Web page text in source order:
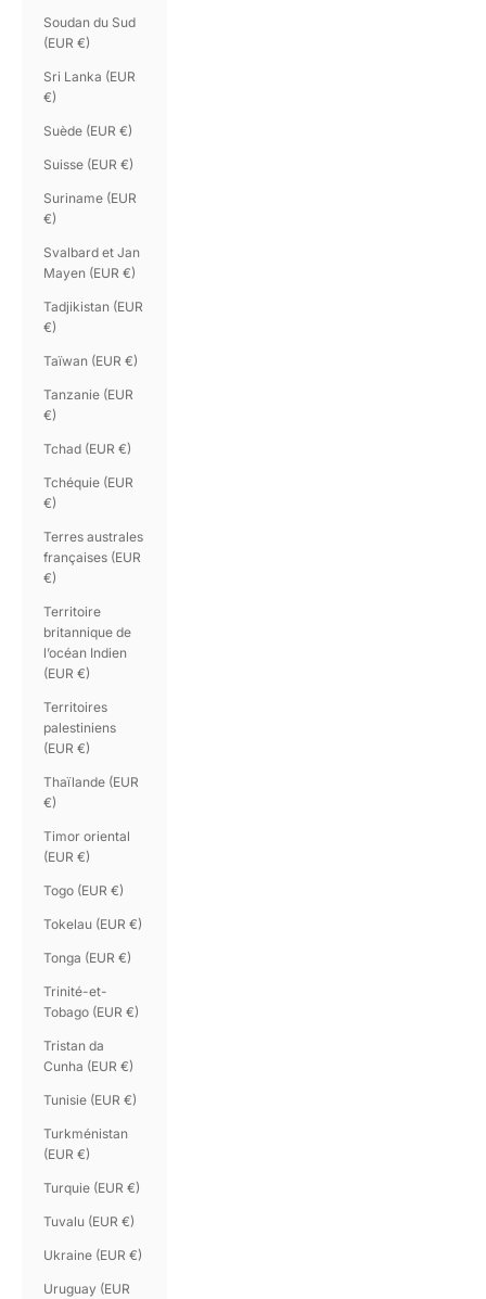
Soudan du Sud
(EUR €)
Sri Lanka (EUR
€)
Suède (EUR €)
Suisse (EUR €)
Suriname (EUR
€)
Svalbard et Jan
Mayen (EUR €)
Tadjikistan (EUR
€)
Taïwan (EUR €)
Tanzanie (EUR
€)
Tchad (EUR €)
Tchéquie (EUR
€)
Terres australes
françaises (EUR
€)
Territoire
britannique de
l’océan Indien
(EUR €)
Territoires
palestiniens
(EUR €)
Thaïlande (EUR
€)
Timor oriental
(EUR €)
Togo (EUR €)
Tokelau (EUR €)
Tonga (EUR €)
Trinité-et-
Tobago (EUR €)
Tristan da
Cunha (EUR €)
Tunisie (EUR €)
Turkménistan
(EUR €)
Turquie (EUR €)
Tuvalu (EUR €)
Ukraine (EUR €)
Uruguay (EUR